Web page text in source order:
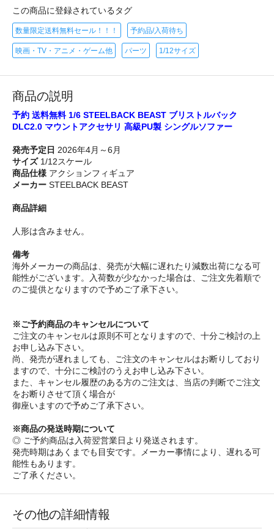
この商品に登録されているタグ
数量限定送料無料セール！！！ 予約品/入荷待ち
映画・TV・アニメ・ゲーム他 パーツ 1/12サイズ
商品の説明
予約 送料無料 1/6 STEELBACK BEAST ブリストルバック
DLC2.0 マウントアクセサリ 高級PU製 シングルソファー
発売予定日 2026年4月～6月
サイズ1/12スケール
商品仕様 アクションフィギュア
メーカー STEELBACK BEAST
商品詳細
人形は含みません。
備考
海外メーカーの商品は、発売が大幅に遅れたり減数出荷になる可
能性がございます。入荷数が少なかった場合は、ご注文先着順で
のご提供となりますので予めご了承下さい。
※ご予約商品のキャンセルについて
ご注文のキャンセルは原則不可となりますので、十分ご検討の上
お申し込み下さい。
尚、発売が遅れましても、ご注文のキャンセルはお断りしており
ますので、十分にご検討のうえお申し込み下さい。
また、キャンセル履歴のある方のご注文は、当店の判断でご注文
をお断りさせて頂く場合が
御座いますので予めご了承下さい。
※商品の発送時期について
◎ ご予約商品は入荷翌営業日より発送されます。
発売時期はあくまでも目安です。メーカー事情により、遅れる可
能性もあります。
ご了承ください。
その他の詳細情報